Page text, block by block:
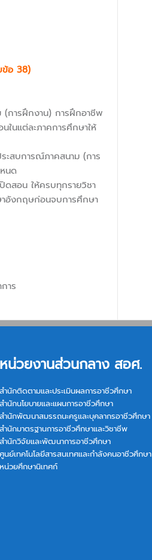
ข้อ 38)
(การฝึกงาน) การฝึกอาชีพ
ในแต่ละภาคการศึกษาให้
ระสบการณ์ภาคสนาม (การ
นด
ดสอน ให้ครบทุกรายวิชา
อังกฤษก่อนจบการศึกษา
าร
หน่วยงานส่วนกลาง สอศ.
สำนักติดตามและประเมินผลการอาชีวศึกษา
สำนักนโยบายและแผนการอาชีวศึกษา
สำนักพัฒนาสมรรถนะครูและบุคลากรอาชีวศึกษา
สำนักมาตรฐานการอาชีวศึกษาและวิชาชีพ
สำนักวิจัยและพัฒนาการอาชีวศึกษา
ศูนย์เทคโนโลยีสารสนเทศและกำลังคนอาชีวศึกษา
หน่วยศึกษานิเทศก์